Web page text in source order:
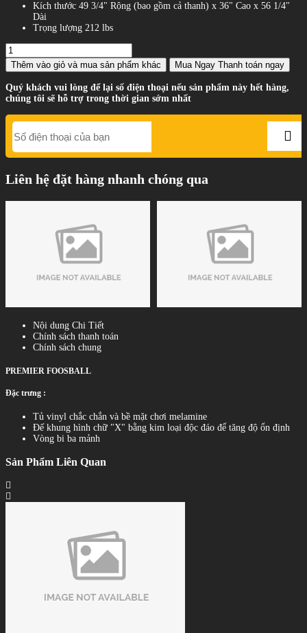
Kích thước 49 3/4" Rộng (bao gồm cả thanh) x 36" Cao x 56 1/4"
Dài
Trọng lượng 212 lbs
Thêm vào giỏ và mua sản phẩm khác Mua Ngay Thanh toán ngay
Quý khách vui lòng để lại số điện thoại nếu sản phẩm này hết hàng,
chúng tôi sẽ hỗ trợ trong thời gian sớm nhất
Liên hệ đặt hàng nhanh chóng qua
Nội dung Chi Tiết
Chính sách thanh toán
Chính sách chung
PREMIER FOOSBALL
Đặc trưng :
Tủ vinyl chắc chắn và bề mặt chơi melamine
Đế khung hình chữ "X" bằng kim loại độc đáo để tăng độ ổn định
Vòng bi ba mảnh
Sản Phẩm Liên Quan